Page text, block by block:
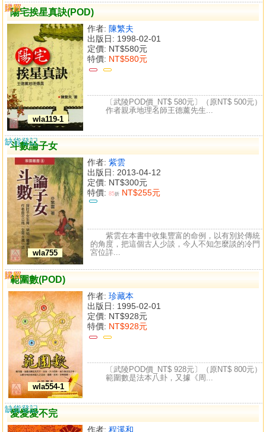
陽宅挨星真訣(POD)
wla119-1
作者: 陳繁夫
出版日: 1998-02-01
定價: NT$580元
特價: NT$580元
購買
比較
〔武陵POD價_NT$ 580元〕（原NT$ 500元）
作者親承地理名師王德薰先生...
斗數論子女
wla755
作者: 紫雲
出版日: 2013-04-12
定價: NT$300元
特價: 85折 NT$255元
缺貨登記
紫雲在本書中收集豐富的命例，以有別於傳統
的角度，把這個古人少談，今人不知怎麼談的冷門
宮位詳...
範圍數(POD)
wla554-1
作者: 珍藏本
出版日: 1995-02-01
定價: NT$928元
特價: NT$928元
購買
比較
〔武陵POD價_NT$ 928元〕（原NT$ 800元）
範圍數是法本八卦，又據《周...
愛愛愛不完
作者: 程溪和
缺貨登記